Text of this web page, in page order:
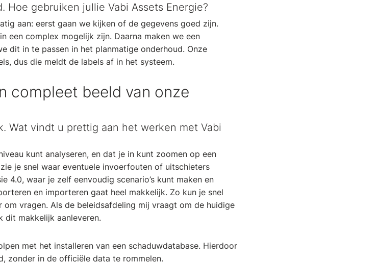
Hoe gebruiken jullie Vabi Assets Energie?
aan: eerst gaan we kijken of de gegevens goed zijn.
een complex mogelijk zijn. Daarna maken we een
dit in te passen in het planmatige onderhoud. Onze
dus die meldt de labels af in het systeem.
compleet beeld van onze
Wat vindt u prettig aan het werken met Vabi
kunt analyseren, en dat je in kunt zoomen op een
je snel waar eventuele invoerfouten of uitschieters
4.0, waar je zelf eenvoudig scenario’s kunt maken en
en importeren gaat heel makkelijk. Zo kun je snel
om vragen. Als de beleidsafdeling mij vraagt om de huidige
dit makkelijk aanleveren.
met het installeren van een schaduwdatabase. Hierdoor
zonder in de officiële data te rommelen.